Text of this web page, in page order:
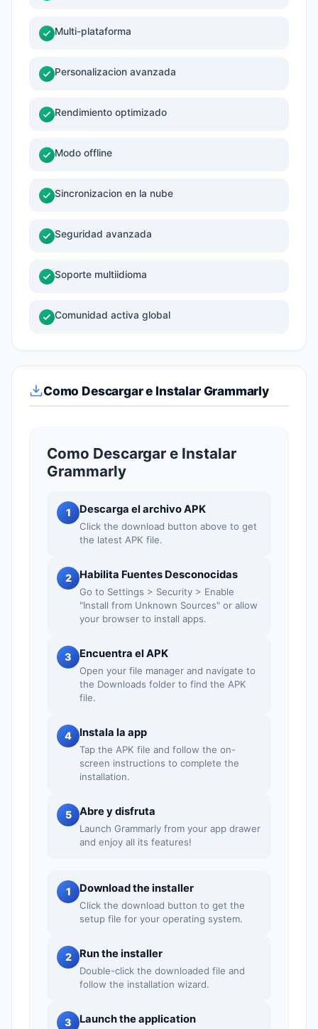
Multi-plataforma
Personalizacion avanzada
Rendimiento optimizado
Modo offline
Sincronizacion en la nube
Seguridad avanzada
Soporte multiidioma
Comunidad activa global
Como Descargar e Instalar Grammarly
Como Descargar e Instalar
Grammarly
1 Descarga el archivo APK
Click the download button above to get
the latest APK file.
2 Habilita Fuentes Desconocidas
Go to Settings > Security > Enable
"Install from Unknown Sources" or allow
your browser to install apps.
3 Encuentra el APK
Open your file manager and navigate to
the Downloads folder to find the APK
file.
4 Instala la app
Tap the APK file and follow the on-
screen instructions to complete the
installation.
5 Abre y disfruta
Launch Grammarly from your app drawer
and enjoy all its features!
1 Download the installer
Click the download button to get the
setup file for your operating system.
2 Run the installer
Double-click the downloaded file and
follow the installation wizard.
3 Launch the application